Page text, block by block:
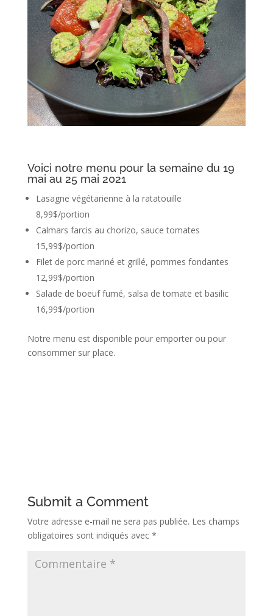
Voici notre menu pour la semaine du 19
mai au 25 mai 2021
Lasagne végétarienne à la ratatouille
8,99$/portion
Calmars farcis au chorizo, sauce tomates
15,99$/portion
Filet de porc mariné et grillé, pommes fondantes
12,99$/portion
Salade de boeuf fumé, salsa de tomate et basilic
16,99$/portion
Notre menu est disponible pour emporter ou pour
consommer sur place.
Submit a Comment
Votre adresse e-mail ne sera pas publiée. Les champs
obligatoires sont indiqués avec *